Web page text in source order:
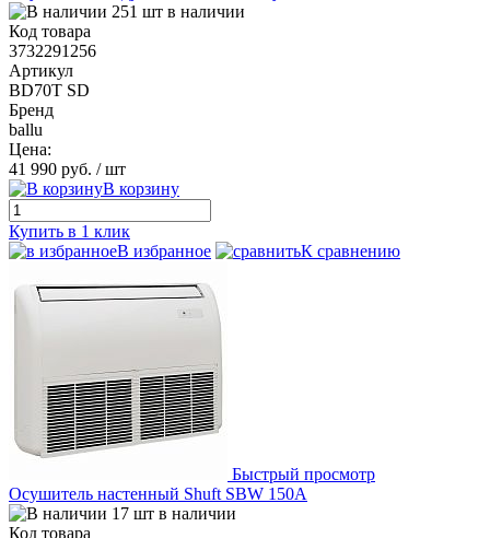
251 шт в наличии
Код товара
3732291256
Артикул
BD70T SD
Бренд
ballu
Цена:
41 990 руб. / шт
В корзину
Купить в 1 клик
В избранное
К сравнению
Быстрый просмотр
Осушитель настенный Shuft SBW 150A
17 шт в наличии
Код товара